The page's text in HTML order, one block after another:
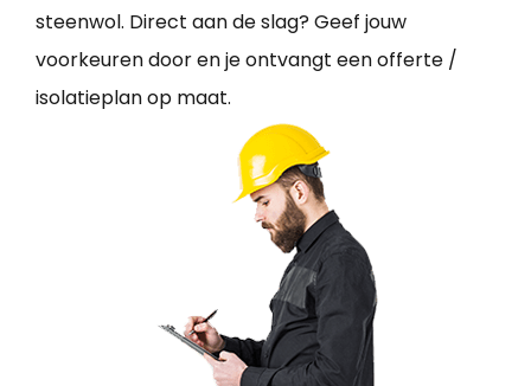
steenwol. Direct aan de slag? Geef jouw
voorkeuren door en je ontvangt een offerte /
isolatieplan op maat.